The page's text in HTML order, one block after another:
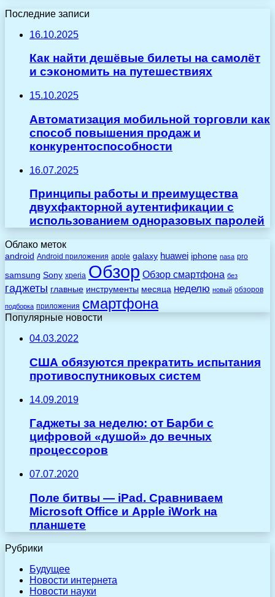
Последние записи
16.10.2025
Как найти дешёвые билеты на самолёт
и сэкономить на путешествиях
15.10.2025
Автоматизация мобильной торговли как
способ повышения продаж и
конкурентоспособности
16.07.2025
Принципы работы и преимущества
двухфакторной аутентификации с
использованием одноразовых паролей
Облако меток
android Android приложения apple galaxy huawei iphone nasa pro
samsung Sony xperia Обзор Обзор смартфона без
гаджеты главные инструменты месяца неделю новый обзоров
подборка приложения смартфона
Популярные новости
04.03.2022
США обязуются прекратить испытания
противоспутниковых систем
14.09.2019
Гаджеты за неделю: от Барби с
цифровой «душой» до вечных
процессоров
07.07.2020
Поле битвы — iPad. Сравниваем
Microsoft Office и Apple iWork на
планшете
Рубрики
Будущее
Новости интернета
Новости науки